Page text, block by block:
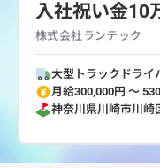
入社祝い金10
株式会社ランテック
大型トラックドライ
月給300,000円 〜
神奈川県川崎市川崎